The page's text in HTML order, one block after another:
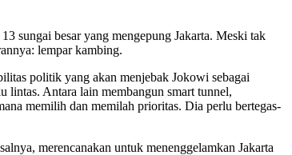
sungai besar yang mengepung Jakarta. Meski tak
lempar kambing.
politik yang akan menjebak Jokowi sebagai
lintas. Antara lain membangun smart tunnel,
memilih dan memilah prioritas. Dia perlu bertegas-
merencanakan untuk menenggelamkan Jakarta